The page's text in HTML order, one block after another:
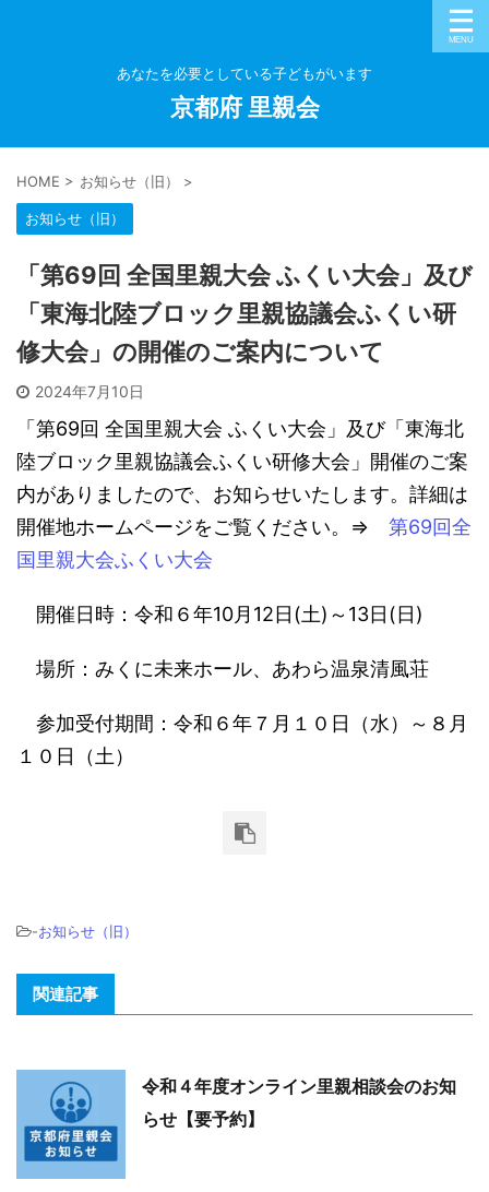
あなたを必要としている子どもがいます
京都府 里親会
HOME > お知らせ（旧） >
お知らせ（旧）
「第69回 全国里親大会 ふくい大会」及び
「東海北陸ブロック里親協議会ふくい研
修大会」の開催のご案内について
2024年7月10日
「第69回 全国里親大会 ふくい大会」及び「東海北
陸ブロック里親協議会ふくい研修大会」開催のご案
内がありましたので、お知らせいたします。詳細は
開催地ホームページをご覧ください。⇒ 第69回全
国里親大会ふくい大会
開催日時：令和６年10月12日(土)～13日(日)
場所：みくに未来ホール、あわら温泉清風荘
参加受付期間：令和６年７月１０日（水）～８月
１０日（土）
-お知らせ（旧）
関連記事
令和４年度オンライン里親相談会のお知
らせ【要予約】